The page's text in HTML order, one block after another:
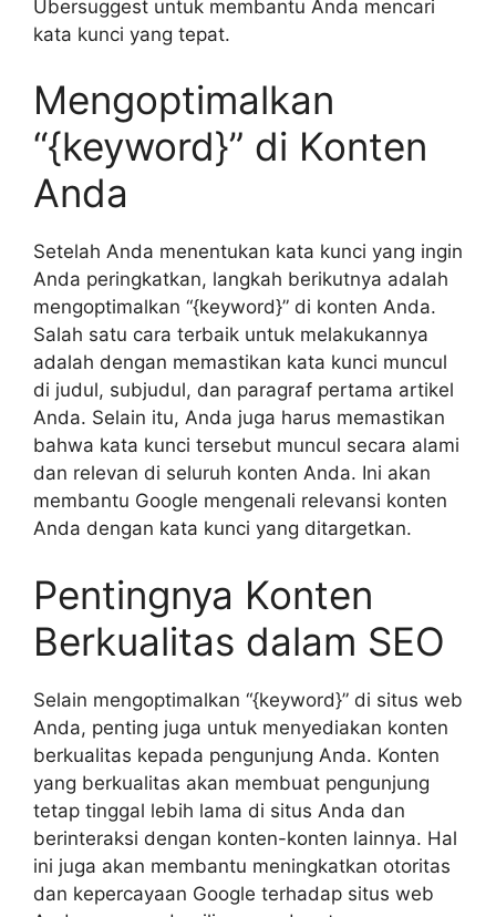
Ubersuggest untuk membantu Anda mencari
kata kunci yang tepat.
Mengoptimalkan
“{keyword}” di Konten
Anda
Setelah Anda menentukan kata kunci yang ingin
Anda peringkatkan, langkah berikutnya adalah
mengoptimalkan “{keyword}” di konten Anda.
Salah satu cara terbaik untuk melakukannya
adalah dengan memastikan kata kunci muncul
di judul, subjudul, dan paragraf pertama artikel
Anda. Selain itu, Anda juga harus memastikan
bahwa kata kunci tersebut muncul secara alami
dan relevan di seluruh konten Anda. Ini akan
membantu Google mengenali relevansi konten
Anda dengan kata kunci yang ditargetkan.
Pentingnya Konten
Berkualitas dalam SEO
Selain mengoptimalkan “{keyword}” di situs web
Anda, penting juga untuk menyediakan konten
berkualitas kepada pengunjung Anda. Konten
yang berkualitas akan membuat pengunjung
tetap tinggal lebih lama di situs Anda dan
berinteraksi dengan konten-konten lainnya. Hal
ini juga akan membantu meningkatkan otoritas
dan kepercayaan Google terhadap situs web